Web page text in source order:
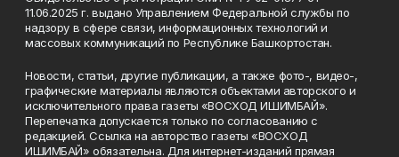
11.06.2025 г. выдано Управлением Федеральной службы по
надзору в сфере связи, информационных технологий и
массовых коммуникаций по Республике Башкортостан.
Новости, статьи, другие публикации, а также фото-, видео-,
графические материалы являются объектами авторского и
исключительного права газеты «ВОСХОД ИШИМБАЙ».
Перепечатка допускается только по согласованию с
редакцией. Ссылка на авторство газеты «ВОСХОД
ИШИМБАЙ» обязательна. Для интернет-изданий прямая